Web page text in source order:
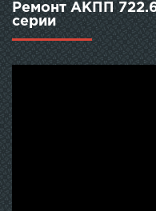
Ремонт АКПП
серии